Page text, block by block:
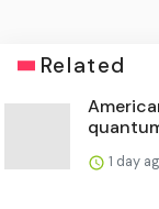
Related
1 day